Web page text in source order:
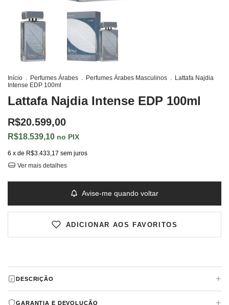
Início . Perfumes Árabes . Perfumes Árabes Masculinos . Lattafa Najdia
Intense EDP 100ml
Lattafa Najdia Intense EDP 100ml
R$20.599,00
R$18.539,10 PIX
6 x de R$3.433,17 sem juros
Ver mais detalhes
Avise-me quando voltar
ADICIONAR AOS FAVORITOS
DESCRIÇÃO +
GARANTIA E DEVOLUÇÃO